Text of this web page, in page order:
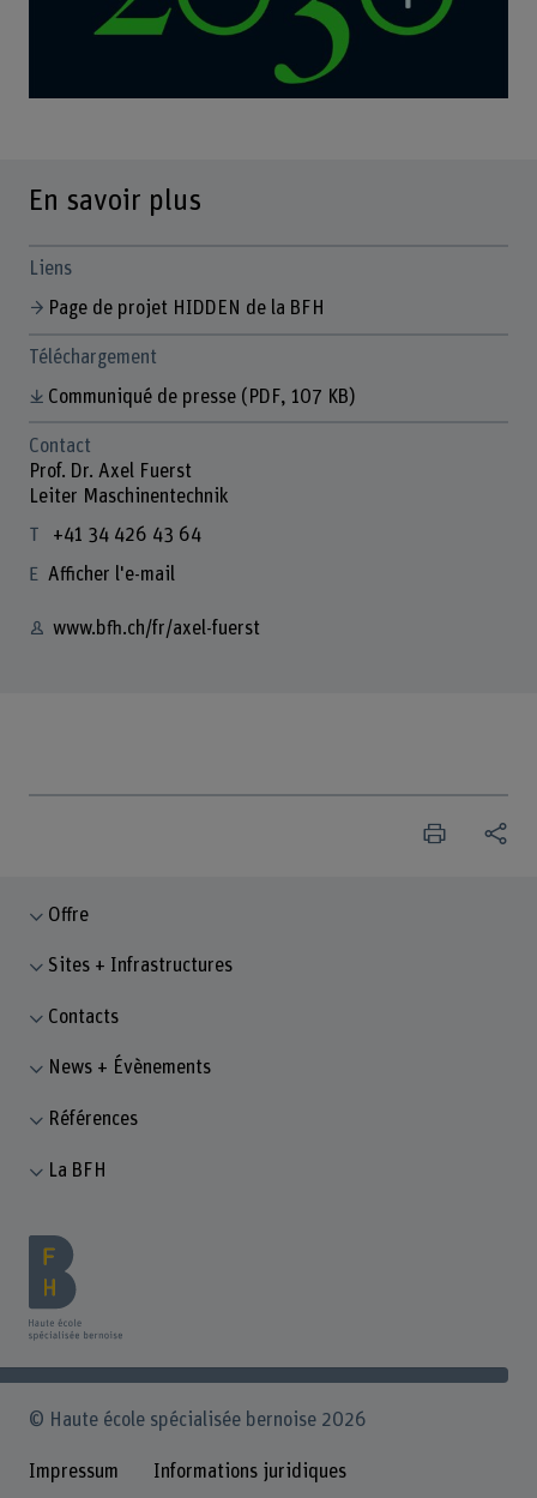
En savoir plus
Liens
Page de projet HIDDEN de la BFH
Téléchargement
Communiqué de presse (PDF, 107 KB)
Contact
Prof. Dr. Axel Fuerst
Leiter Maschinentechnik
+41 34 426 43 64
Afficher l'e-mail
www.bfh.ch/fr/axel-fuerst
Offre
Sites + Infrastructures
Contacts
News + Évènements
Références
La BFH
© Haute école spécialisée bernoise 2026
Impressum Informations juridiques